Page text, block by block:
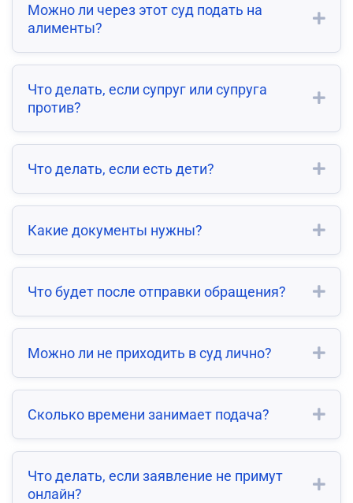
Можно ли через этот суд подать на
алименты?
Что делать, если супруг или супруга
против?
Что делать, если есть дети?
Какие документы нужны?
Что будет после отправки обращения?
Можно ли не приходить в суд лично?
Сколько времени занимает подача?
Что делать, если заявление не примут
онлайн?